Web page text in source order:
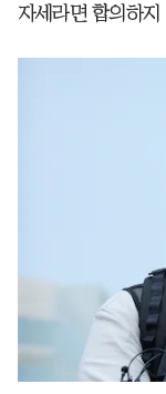
자세라면 합의하